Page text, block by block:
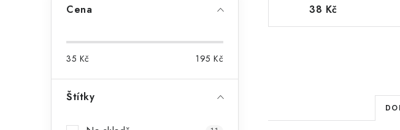
í
Cena
35 Kč 195 Kč
Štítky
38 Kč
Ř